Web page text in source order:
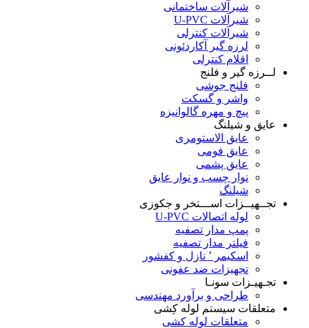
شیرآلات ساختمانی
شیرآلات U-PVC
شیرآلات کنترلی
لرزه گیر آکاردئونی
اقلام کنترلی
لــرزه گیر و فلنج
فلنج جوشی
واشر و گسکت
پیچ و مهره گالوانیزه
عایق و شیلنگ
عایق الاستومری
عایق فومی
عایق پشمی
نوار چسب و نوار عایق
شیلنگ
تجــهیــزات اســـتخر و جکوزی
لوله اتصالات U-PVC
پمپ مدار تصفیه
فیلتر مدار تصفیه
اسکیمر ٬ نازل و کفشور
تجهیزات ضد عفونی
تجـهیـزات سونـا
طراحی و برآورد مهندسی
متعلقات سیستم لوله کِشی
متعلقات لوله کشی